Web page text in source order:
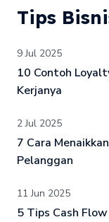
Tips
9 Jul 2025
10 Contoh
Kerjanya
2 Jul 2025
7 Cara
Pelanggan
11 Jun 2025
5 Tips Cash